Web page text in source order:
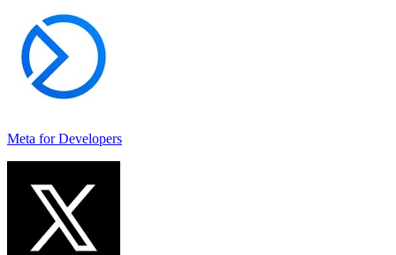
Meta for Developers